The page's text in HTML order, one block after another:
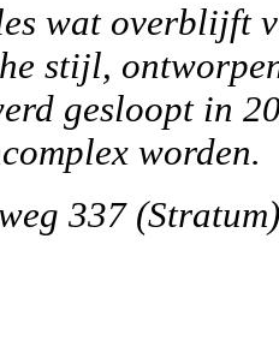
wat overblijft
stijl,
gesloopt in
worden.
337 (Stratum)